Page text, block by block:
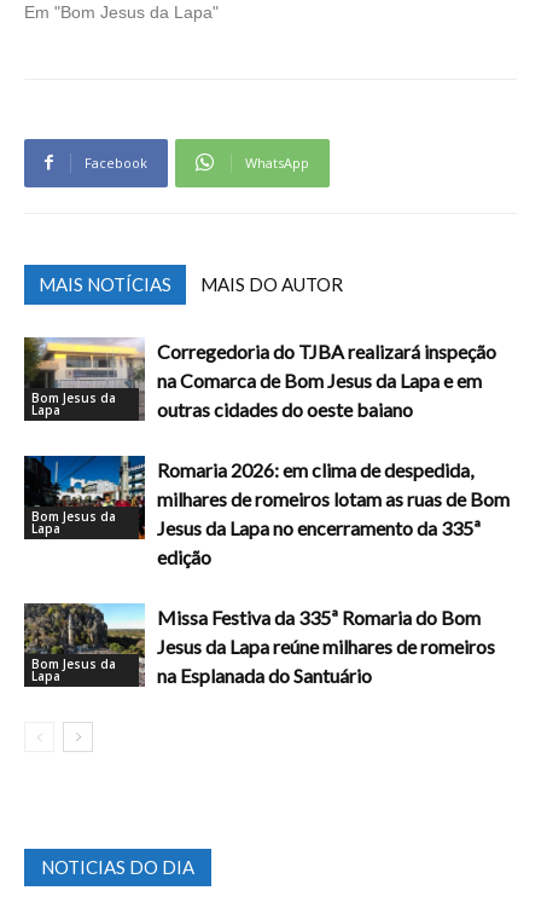
Em "Bom Jesus da Lapa"
Facebook WhatsApp
MAIS NOTÍCIAS MAIS DO AUTOR
Bom Jesus da
Lapa
Corregedoria do TJBA realizará inspeção
na Comarca de Bom Jesus da Lapa e em
outras cidades do oeste baiano
Bom Jesus da
Lapa
Romaria 2026: em clima de despedida,
milhares de romeiros lotam as ruas de Bom
Jesus da Lapa no encerramento da 335ª
edição
Bom Jesus da
Lapa
Missa Festiva da 335ª Romaria do Bom
Jesus da Lapa reúne milhares de romeiros
na Esplanada do Santuário
NOTICIAS DO DIA